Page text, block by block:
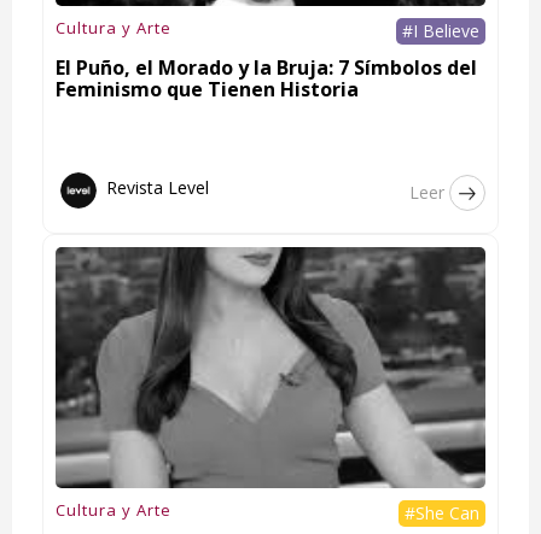
Cultura y Arte #I Believe
El Puño, el Morado y la Bruja: 7 Símbolos del
Feminismo que Tienen Historia
Revista Level Leer
Cultura y Arte #She Can